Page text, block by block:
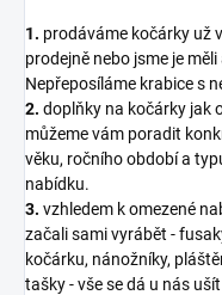
1. prodáváme kočárky už
prodejně nebo jsme je
Nepřeposíláme krabice s
2. doplňky na kočárky jak
můžeme vám poradit
věku, ročního období a
nabídku.
3. vzhledem k omezené
začali sami vyrábět -
kočárku, nánožníky,
tašky - vše se dá u nás